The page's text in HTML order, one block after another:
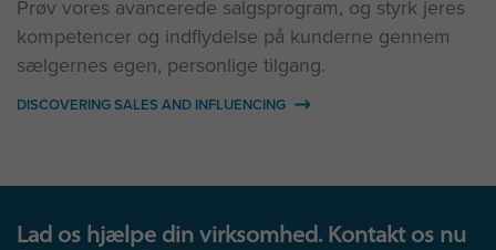
Prøv vores avancerede salgsprogram, og styrk jeres
kompetencer og indflydelse på kunderne gennem
sælgernes egen, personlige tilgang.
DISCOVERING SALES AND INFLUENCING
Lad os hjælpe din virksomhed. Kontakt os nu